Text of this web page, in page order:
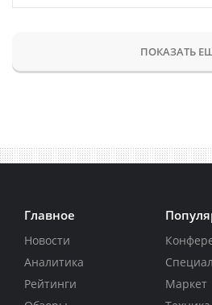
ПОКАЗАТЬ
Главное
Новости
Аналитика
Рейтинги
Маркет